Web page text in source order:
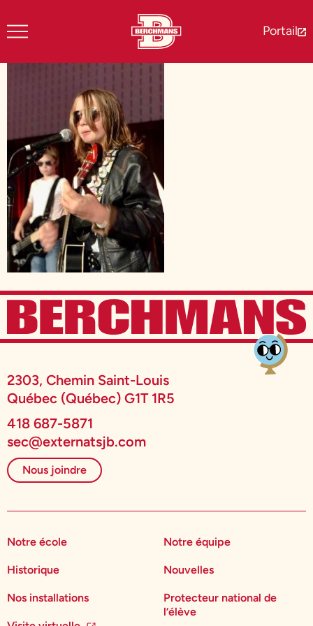
Portail
2303, Chemin Saint-Louis
Québec (Québec) G1T 1R5
418 687-5871
sec@externatsjb.com
Nous joindre
Notre école
Historique
Nos installations
Notre équipe
Nouvelles
Protecteur national de
l’élève